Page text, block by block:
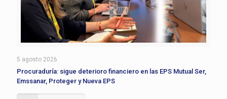
5 agosto 2026
Procuraduría: sigue deterioro financiero en las EPS Mutual Ser,
Emssanar, Proteger y Nueva EPS